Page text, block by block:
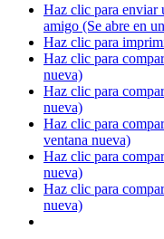
Haz clic para enviar
amigo (Se abre en
Haz clic para
Haz clic para
nueva)
Haz clic para
nueva)
Haz clic para
ventana nueva)
Haz clic para
nueva)
Haz clic para
nueva)